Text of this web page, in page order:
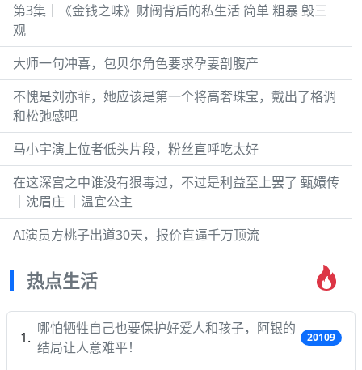
第3集｜《金钱之味》财阀背后的私生活 简单 粗暴 毁三
观
大师一句冲喜，包贝尔角色要求孕妻剖腹产
不愧是刘亦菲，她应该是第一个将高奢珠宝，戴出了格调
和松弛感吧
马小宇演上位者低头片段，粉丝直呼吃太好
在这深宫之中谁没有狠毒过，不过是利益至上罢了 甄嬛传
｜沈眉庄 ｜温宜公主
AI演员方桃子出道30天，报价直逼千万顶流
热点生活
哪怕牺牲自己也要保护好爱人和孩子，阿银的
结局让人意难平！
20109